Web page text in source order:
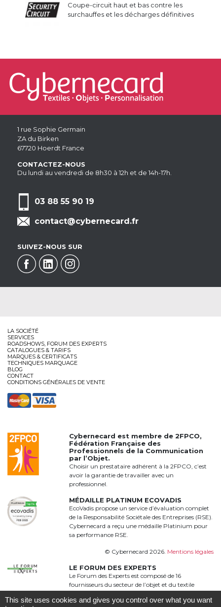
Coupe-circuit haut et bas contre les
surchauffes et les décharges définitives
1 rue Sophie Germain
ZA du Birken
67720 Hoerdt France
CONTACTEZ-NOUS
Du lundi au vendredi de 8h30 à 12h et de 14h-17h.
03 88 55 90 19
contact@cybernecard.fr
SUIVEZ-NOUS SUR
LA SOCIÉTÉ
SERVICES
ROADSHOWS, FORUM DES EXPERTS
CATALOGUES & TARIFS
MARQUES & CERTIFICATS
TECHNIQUES MARQUAGE
BLOG
CONTACT
CONDITIONS GÉNÉRALES DE VENTE
Cybernecard est membre de2FPCO,
Fédération Française des
Professionnels de la Communication
par l’Objet.
Choisir un prestataire adhérent à la 2FPCO, c’est
avoir la garantie de travailler avec un
professionnel.
MÉDAILLE PLATINUM ECOVADIS
EcoVadis propose un service d’évaluation complet
de la Responsabilité Sociétale des Entreprises (RSE).
Cybernecard a reçu une médaille Platinium pour
sa performance RSE.
© Cybernecard 2026. Mentions légales
LE FORUM DES EXPERTS
Le Forum des Experts est composé de 16
fournisseurs du secteur de l’objet et du textile
qualitative et complémentaire à 360°
This site uses cookies and gives you control over what you want